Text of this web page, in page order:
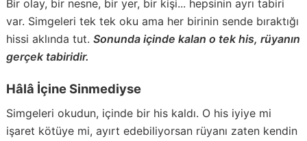
Bir olay, bir nesne, bir yer, bir kişi... hepsinin ayrı tabiri
var. Simgeleri tek tek oku ama her birinin sende bıraktığı
hissi aklında tut. Sonunda içinde kalan o tek his, rüyanın
gerçek tabiridir.
Hâlâ İçine Sinmediyse
Simgeleri okudun, içinde bir his kaldı. O his iyiye mi
işaret kötüye mi, ayırt edebiliyorsan rüyanı zaten kendin